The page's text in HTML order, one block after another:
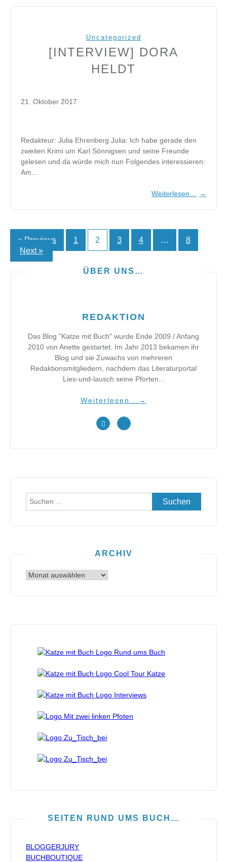
Uncategorized
[INTERVIEW] DORA
HELDT
21. Oktober 2017
Redakteur: Julia Ehrenberg Julia: Ich habe gerade den
zweiten Krimi um Karl Sönnigsen und seine Freunde
gelesen und da würde mich nun Folgendes interessieren:
Am…
Weiterlesen… →
Seitennummerierung
der
« Previous 1 2 3 4 …
8
Next »
ÜBER UNS…
REDAKTION
Das Blog "Katze mit Buch" wurde Ende 2009 / Anfang
2010 von Anette gestartet. Im Jahr 2013 bekamen ihr
Blog und sie Zuwachs von mehreren
Redaktionsmitgliedern, nachdem das Literaturportal
Lies-und-lausch seine Pforten...
Weiterlesen... →
Suchen
ARCHIV
Archiv
SEITEN RUND UMS BUCH…
BLOGGERJURY
BUCHBOUTIQUE